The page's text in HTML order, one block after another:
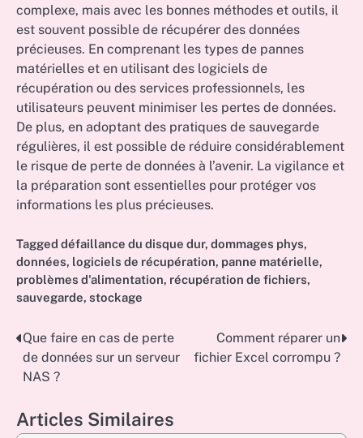
complexe, mais avec les bonnes méthodes et outils, il
est souvent possible de récupérer des données
précieuses. En comprenant les types de pannes
matérielles et en utilisant des logiciels de
récupération ou des services professionnels, les
utilisateurs peuvent minimiser les pertes de données.
De plus, en adoptant des pratiques de sauvegarde
régulières, il est possible de réduire considérablement
le risque de perte de données à l’avenir. La vigilance et
la préparation sont essentielles pour protéger vos
informations les plus précieuses.
Tagged défaillance du disque dur, dommages phys,
données, logiciels de récupération, panne matérielle,
problèmes d'alimentation, récupération de fichiers,
sauvegarde, stockage
Post
navigation
Que faire en cas de perte
de données sur un serveur
NAS ?
Comment réparer un
fichier Excel corrompu ?
Articles Similaires